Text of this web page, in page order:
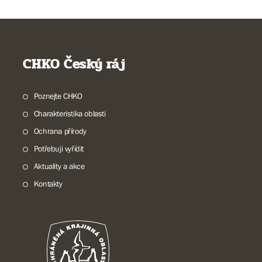
CHKO Český ráj
Poznejte CHKO
Charakteristika oblasti
Ochrana přírody
Potřebuji vyřídit
Aktuality a akce
Kontakty